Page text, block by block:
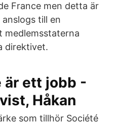
France men detta är
till en
medlemsstaterna
direktivet.
är ett jobb -
Håkan
som tillhör Société